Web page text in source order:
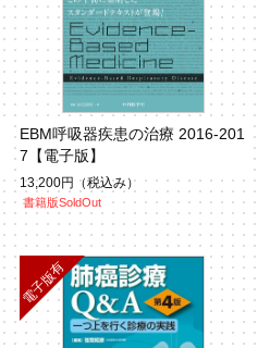
EBM呼吸器疾患の治療 2016-201
7【電子版】
13,200円 （税込み）
書籍版SoldOut